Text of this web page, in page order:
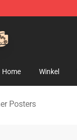
Shop
Home Winkel
Posters